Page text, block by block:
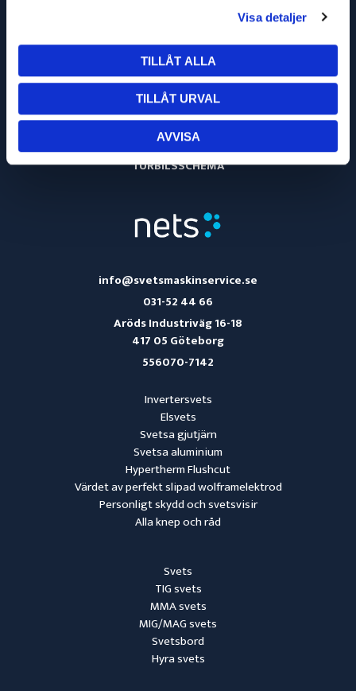
Visa detaljer
TILLÅT ALLA
TILLÅT URVAL
AVVISA
Elektronisk säkerhetsfrånslagning av motorn som
minskar kick-back-effekten om skivan blockeras - för
högt användarskydd
Elektroniskt överbelastningsskydd, mjukstart och skydd
Svets
TIG svets
MMA svets
MIG/MAG svets
Svetsbord
Hyra svets
Invertersvets
Elsvets
Svetsa gjutjärn
Svetsa aluminium
Hypertherm Flushcut
Värdet av perfekt slipad wolframelektrod
Personligt skydd och svetsvisir
Alla knep och råd
info@svetsmaskinservice.se
031-52 44 66
Aröds Industriväg 16-18
417 05 Göteborg
556070-7142
OM OSS
KÖPVILLKOR
TURBILSSCHEMA